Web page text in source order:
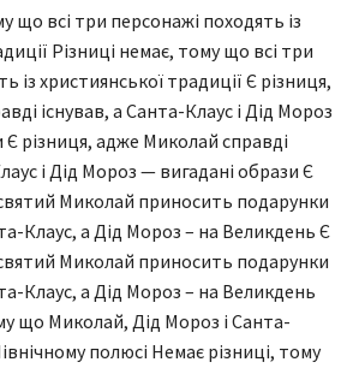
що всі три персонажі походять із
Різниці немає, тому що всі три
із християнської традиції Є різниця,
існував, а Санта-Клаус і Дід Мороз
різниця, адже Миколай справді
і Дід Мороз — вигадані образи Є
Миколай приносить подарунки
Клаус, а Дід Мороз – на Великдень Є
Миколай приносить подарунки
Клаус, а Дід Мороз – на Великдень
що Миколай, Дід Мороз і Санта-
полюсі Немає різниці, тому